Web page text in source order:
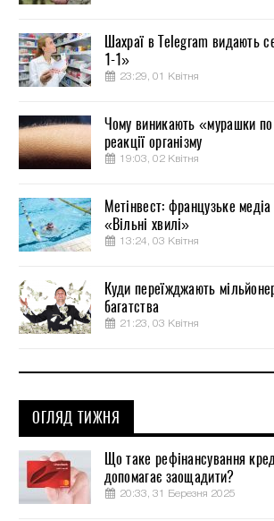
Шахраї в Telegram видають
1-1»
23:29, 01 Квітня
Чому виникають «мурашки по
реакції організму
19:03, 02 Квітня
Метінвест: французьке
«Вільні хвилі»
13:24, 03 Квітня
Куди переїжджають
багатства
21:23, 03 Квітня
ОГЛЯД ТИЖНЯ
Що таке рефінансування
допомагає заощадити?
20:33, 31 Березня 2025